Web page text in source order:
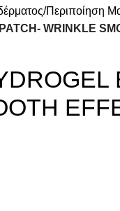
Περιποίηση
WRINKLE